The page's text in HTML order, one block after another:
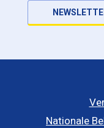
Nationale